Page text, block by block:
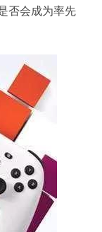
否会成为率先